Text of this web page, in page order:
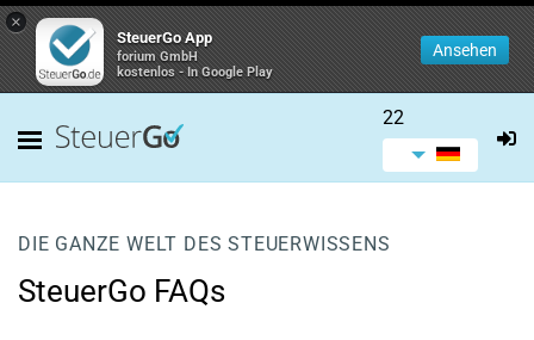
×
SteuerGo App
forium GmbH
kostenlos - In Google Play
Ansehen
22
DIE GANZE WELT DES STEUERWISSENS
SteuerGo FAQs